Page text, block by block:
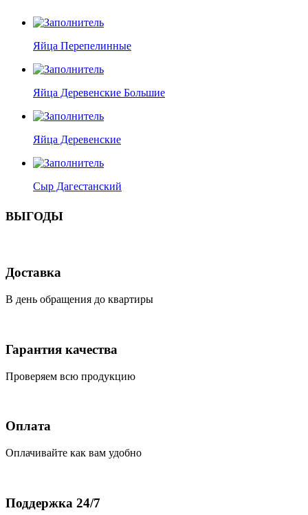
Яйца Перепелинные
Яйца Деревенские Большие
Яйца Деревенские
Сыр Дагестанский
ВЫГОДЫ
Доставка
В день обращения до квартиры
Гарантия качества
Проверяем всю продукцию
Оплата
Оплачивайте как вам удобно
Поддержка 24/7